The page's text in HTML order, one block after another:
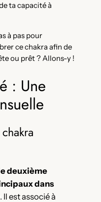
ta capacité à
à pas pour
ce chakra afin de
ou prêt ? Allons-y !
: Une
deuxième
dans
. Il est associé à